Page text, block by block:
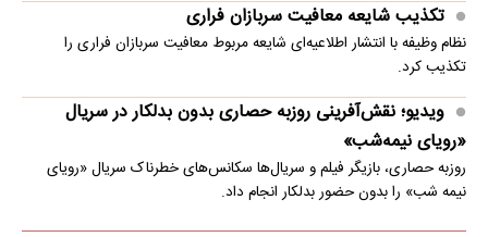
تکذیب شایعه معافیت سربازان فراری
نظام وظیفه با انتشار اطلاعیه‌ای شایعه مربوط معافیت سربازان فراری را
تکذیب کرد.
ویدیو؛ نقش‌آفرینی روزبه حصاری بدون بدلکار در سریال
«رویای نیمه‌شب»
روزبه حصاری، بازیگر فیلم و سریال‌ها سکانس‌های خطرناک سریال «رویای
نیمه شب» را بدون حضور بدلکار انجام داد.